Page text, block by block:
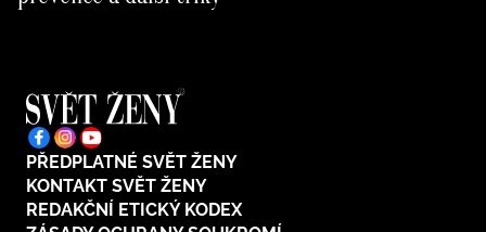
PŘEDPLATNÉ SVĚT ŽENY
KONTAKT SVĚT ŽENY
REDAKČNÍ ETICKÝ KODEX